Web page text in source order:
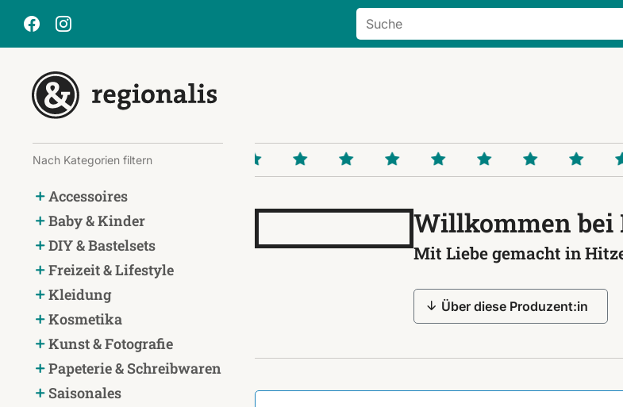
Search
for:
Nach Kategorien filtern
Accessoires
Baby & Kinder
DIY & Bastelsets
Freizeit & Lifestyle
Kleidung
Kosmetika
Kunst & Fotografie
Papeterie & Schreibwaren
Saisonales
Willkommen bei
Mit Liebe gemacht in
Über diese Produzent:in